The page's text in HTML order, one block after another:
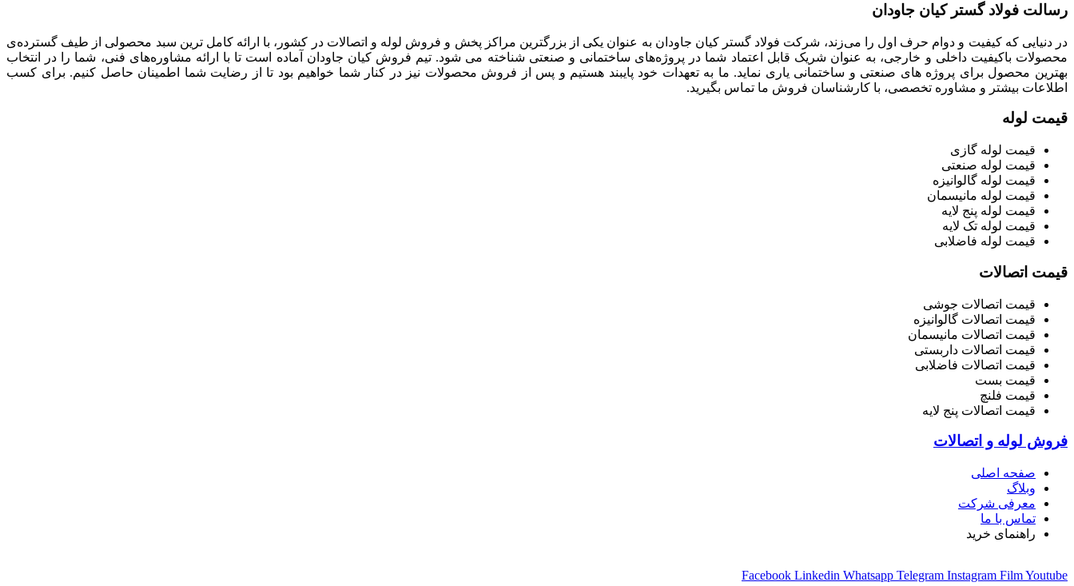
رسالت فولاد گستر کیان جاودان
در دنیایی که کیفیت و دوام حرف اول را می‌زند، شرکت فولاد گستر کیان جاودان به عنوان یکی از بزرگترین مراکز پخش و فروش لوله و اتصالات در کشور، با ارائه کامل ترین سبد محصولی از طیف گسترده‌‌ی
محصولات باکیفیت داخلی و خارجی، به عنوان شریک قابل اعتماد شما در پروژه‌های ساختمانی و صنعتی شناخته می شود. تیم فروش کیان جاودان آماده است تا با ارائه مشاوره‌های فنی، شما را در انتخاب
بهترین محصول برای پروژه های صنعتی و ساختمانی یاری نماید. ما به تعهدات خود پایبند هستیم و پس از فروش محصولات نیز در کنار شما خواهیم بود تا از رضایت شما اطمینان حاصل کنیم. برای کسب
اطلاعات بیشتر و مشاوره تخصصی، با کارشناسان فروش ما تماس بگیرید.
قیمت لوله
قیمت لوله گازی
قیمت لوله صنعتی
قیمت لوله گالوانیزه
قیمت لوله مانیسمان
قیمت لوله پنج لایه
قیمت لوله تک لایه
قیمت لوله فاضلابی
قیمت اتصالات
قیمت اتصالات جوشی
قیمت اتصالات گالوانیزه
قیمت اتصالات مانیسمان
قیمت اتصالات داربستی
قیمت اتصالات فاضلابی
قیمت بست
قیمت فلنچ
قیمت اتصالات پنج لایه
فروش لوله و اتصالات
صفحه اصلی
وبلاگ
معرفی شرکت
تماس با ما
راهنمای خرید
Facebook Linkedin Whatsapp Telegram Instagram FilmYoutube